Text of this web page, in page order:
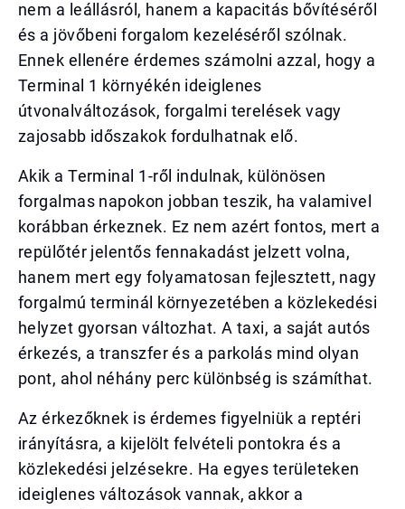
nem a leállásról, hanem a kapacitás bővítéséről
és a jövőbeni forgalom kezeléséről szólnak.
Ennek ellenére érdemes számolni azzal, hogy a
Terminal 1 környékén ideiglenes
útvonalváltozások, forgalmi terelések vagy
zajosabb időszakok fordulhatnak elő.
Akik a Terminal 1-ről indulnak, különösen
forgalmas napokon jobban teszik, ha valamivel
korábban érkeznek. Ez nem azért fontos, mert a
repülőtér jelentős fennakadást jelzett volna,
hanem mert egy folyamatosan fejlesztett, nagy
forgalmú terminál környezetében a közlekedési
helyzet gyorsan változhat. A taxi, a saját autós
érkezés, a transzfer és a parkolás mind olyan
pont, ahol néhány perc különbség is számíthat.
Az érkezőknek is érdemes figyelniük a reptéri
irányításra, a kijelölt felvételi pontokra és a
közlekedési jelzésekre. Ha egyes területeken
ideiglenes változások vannak, akkor a